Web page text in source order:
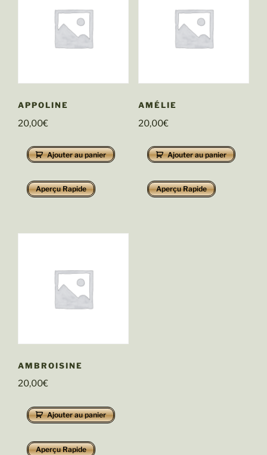
APPOLINE
20,00€
Ajouter au panier
Aperçu Rapide
AMÉLIE
20,00€
Ajouter au panier
Aperçu Rapide
AMBROISINE
20,00€
Ajouter au panier
Aperçu Rapide